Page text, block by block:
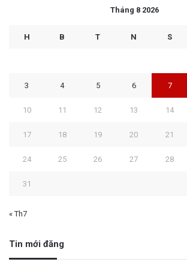
Tháng 8 2026
H B T N S
3 4 5 6 7
10 11 12 13 14
17 18 19 20 21
24 25 26 27 28
31
« Th7
Tin mới đăng